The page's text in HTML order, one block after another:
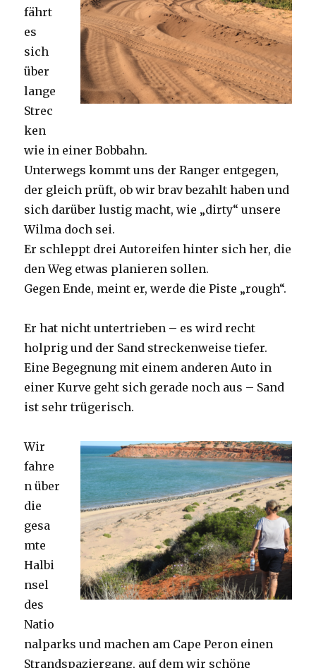
fährt
es
sich
über
lange
Strec
ken
wie in einer Bobbahn.
Unterwegs kommt uns der Ranger entgegen,
der gleich prüft, ob wir brav bezahlt haben und
sich darüber lustig macht, wie „dirty“ unsere
Wilma doch sei.
Er schleppt drei Autoreifen hinter sich her, die
den Weg etwas planieren sollen.
Gegen Ende, meint er, werde die Piste „rough“.
Er hat nicht untertrieben – es wird recht
holprig und der Sand streckenweise tiefer.
Eine Begegnung mit einem anderen Auto in
einer Kurve geht sich gerade noch aus – Sand
ist sehr trügerisch.
Wir
fahre
n über
die
gesa
mte
Halbi
nsel
des
Natio
nalparks und machen am Cape Peron einen
Strandspaziergang, auf dem wir schöne